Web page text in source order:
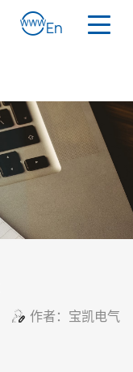
En
作者：宝凯电气